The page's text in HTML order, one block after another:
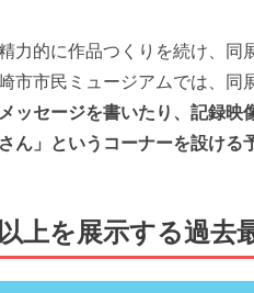
力的に作品つくりを続け、同
市市民ミュージアムでは、同
ッセージを書いたり、記録
ん」というコーナーを設ける
上を展示する過去